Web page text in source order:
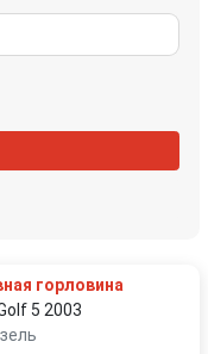
Mercedes-Benz
Opel
Skoda
горловина
5 2003